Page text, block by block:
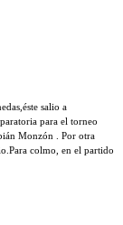
salio a
para el torneo
Monzón . Por otra
colmo, en el partido